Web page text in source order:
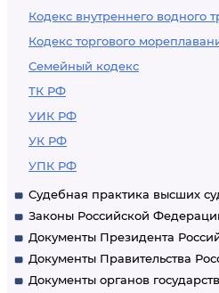
Кодекс внутреннего водного
Кодекс торгового
Семейный кодекс
ТК РФ
УИК РФ
УК РФ
УПК РФ
Судебная практика высших
Законы Российской
Документы Президента
Документы Правительства
Документы органов